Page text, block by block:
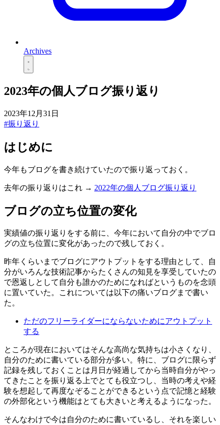
Archives
2023年の個人ブログ振り返り
2023年12月31日
#振り返り
はじめに
今年もブログを書き続けていたので振り返っておく。
去年の振り返りはこれ → 2022年の個人ブログ振り返り
ブログの立ち位置の変化
実績値の振り返りをする前に、今年において自分の中でブロ
グの立ち位置に変化があったので残しておく。
昨年くらいまでブログにアウトプットをする理由として、自
分がいろんな技術記事からたくさんの知見を享受していたの
で恩返しとして自分も誰かのためになればというものを念頭
に置いていた。これについては以下の痛いブログまで書い
た。
ただのフリーライダーにならないためにアウトプット
する
ところが現在においてはそんな高尚な気持ちは小さくなり、
自分のために書いている部分が多い。特に、ブログに限らず
記録を残しておくことは月日が経過してから当時自分がやっ
てきたことを振り返る上でとても役立つし、当時の考えや経
験を想起して再度なぞることができるという点で記憶と経験
の外部化という機能はとても大きいと考えるようになった。
そんなわけで今は自分のために書いているし、それを楽しい